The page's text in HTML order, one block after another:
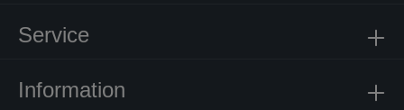
Service
Information